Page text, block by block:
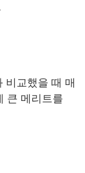
비교했을 때 매
큰 메리트를